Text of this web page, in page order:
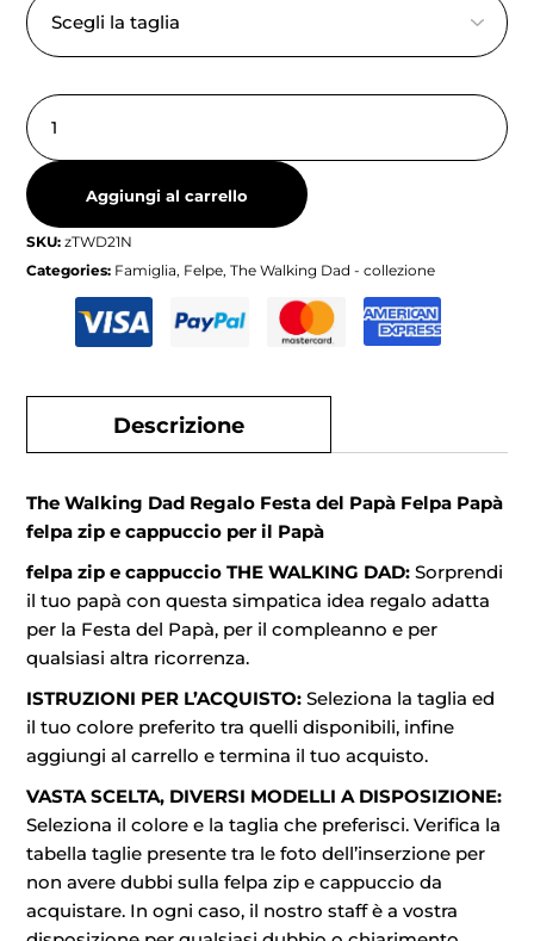
Aggiungi al carrello
SKU:zTWD21N
Categories: Famiglia, Felpe,The Walking Dad - collezione
Descrizione
The Walking Dad Regalo Festa del Papà Felpa Papà
felpa zip e cappuccio per il Papà
felpa zip e cappuccio THE WALKING DAD: Sorprendi
il tuo papà con questa simpatica idea regalo adatta
per la Festa del Papà, per il compleanno e per
qualsiasi altra ricorrenza.
ISTRUZIONI PER L’ACQUISTO: Seleziona la taglia ed
il tuo colore preferito tra quelli disponibili, infine
aggiungi al carrello e termina il tuo acquisto.
VASTA SCELTA, DIVERSI MODELLI A DISPOSIZIONE:
Seleziona il colore e la taglia che preferisci. Verifica la
tabella taglie presente tra le foto dell’inserzione per
non avere dubbi sulla felpa zip e cappuccio da
acquistare. In ogni caso, il nostro staff è a vostra